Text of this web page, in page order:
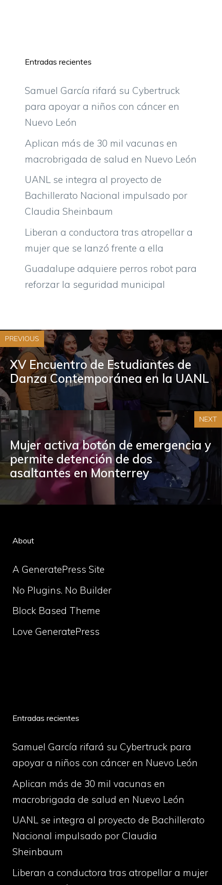
Entradas recientes
Samuel García rifará su Cybertruck
para apoyar a niños con cáncer en
Nuevo León
Aplican más de 30 mil vacunas en
macrobrigada de salud en Nuevo León
UANL se integra al proyecto de
Bachillerato Nacional impulsado por
Claudia Sheinbaum
Liberan a conductora tras atropellar a
mujer que se lanzó frente a ella
Guadalupe adquiere perros robot para
reforzar la seguridad municipal
PREVIOUS
XV Encuentro de Estudiantes de
Danza Contemporánea en la UANL
NEXT
Mujer activa botón de emergencia y
permite detención de dos
asaltantes en Monterrey
About
A GeneratePress Site
No Plugins. No Builder
Block Based Theme
Love GeneratePress
Entradas recientes
Samuel García rifará su Cybertruck para
apoyar a niños con cáncer en Nuevo León
Aplican más de 30 mil vacunas en
macrobrigada de salud en Nuevo León
UANL se integra al proyecto de Bachillerato
Nacional impulsado por Claudia
Sheinbaum
Liberan a conductora tras atropellar a mujer